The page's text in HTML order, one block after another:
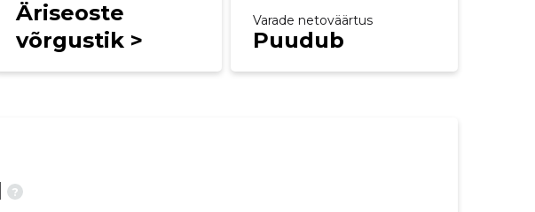
Äriseoste
võrgustik >
Varade netoväärtus
Puudub
?